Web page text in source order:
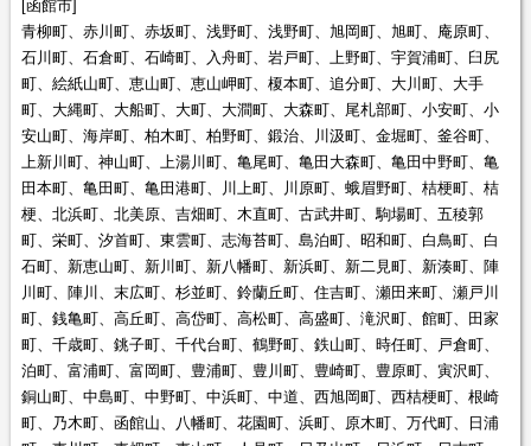
[函館市]
青柳町、赤川町、赤坂町、浅野町、浅野町、旭岡町、旭町、庵原町、
石川町、石倉町、石崎町、入舟町、岩戸町、上野町、宇賀浦町、臼尻
町、絵紙山町、恵山町、恵山岬町、榎本町、追分町、大川町、大手
町、大縄町、大船町、大町、大澗町、大森町、尾札部町、小安町、小
安山町、海岸町、柏木町、柏野町、鍛治、川汲町、金堀町、釜谷町、
上新川町、神山町、上湯川町、亀尾町、亀田大森町、亀田中野町、亀
田本町、亀田町、亀田港町、川上町、川原町、蛾眉野町、桔梗町、桔
梗、北浜町、北美原、吉畑町、木直町、古武井町、駒場町、五稜郭
町、栄町、汐首町、東雲町、志海苔町、島泊町、昭和町、白鳥町、白
石町、新恵山町、新川町、新八幡町、新浜町、新二見町、新湊町、陣
川町、陣川、末広町、杉並町、鈴蘭丘町、住吉町、瀬田来町、瀬戸川
町、銭亀町、高丘町、高岱町、高松町、高盛町、滝沢町、館町、田家
町、千歳町、銚子町、千代台町、鶴野町、鉄山町、時任町、戸倉町、
泊町、富浦町、富岡町、豊浦町、豊川町、豊崎町、豊原町、寅沢町、
銅山町、中島町、中野町、中浜町、中道、西旭岡町、西桔梗町、根崎
町、乃木町、函館山、八幡町、花園町、浜町、原木町、万代町、日浦